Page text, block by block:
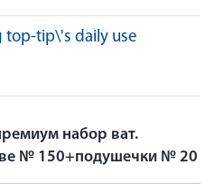
top-tip\'s daily use
набор ват.
№ 150+подушечки № 20